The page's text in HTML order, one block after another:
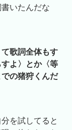
いたんだな
歌詞全体もす
よ〉とか〈等
の猪狩くんだ
を試してると